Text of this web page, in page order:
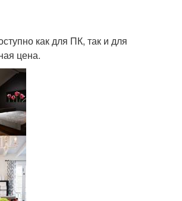
как для ПК, так и для
цена.